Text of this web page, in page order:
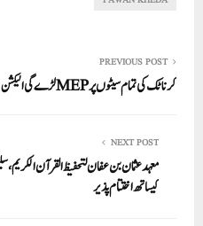
pp
PREVIOUS POST
کرناٹک کی تمام سیٹوں پرMEPلڑے گی الیکشن
NEXT POST
معہد عثمان بن عفان لتحفيظ القرآن الکريم،
کیساتھ اختتام پذیر